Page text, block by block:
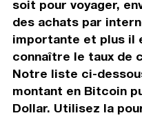
soit pour voyager,
des achats par
importante et plus il
connaître le taux de
Notre liste ci-
montant en Bitcoin
Dollar. Utilisez la